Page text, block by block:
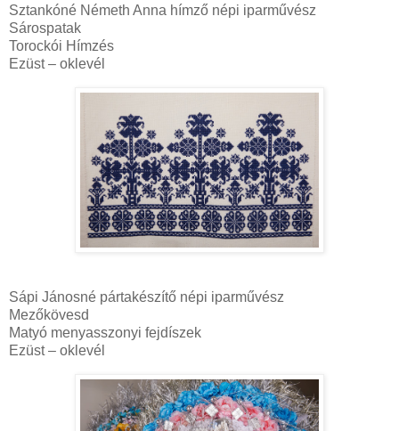
Sztankóné Németh Anna hímző népi iparművész
Sárospatak
Torockói Hímzés
Ezüst – oklevél
Sápi Jánosné pártakészítő népi iparművész
Mezőkövesd
Matyó menyasszonyi fejdíszek
Ezüst – oklevél